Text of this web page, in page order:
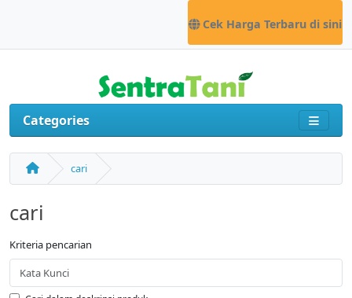
Cek Harga Terbaru di sini
Categories
cari
cari
Kriteria pencarian